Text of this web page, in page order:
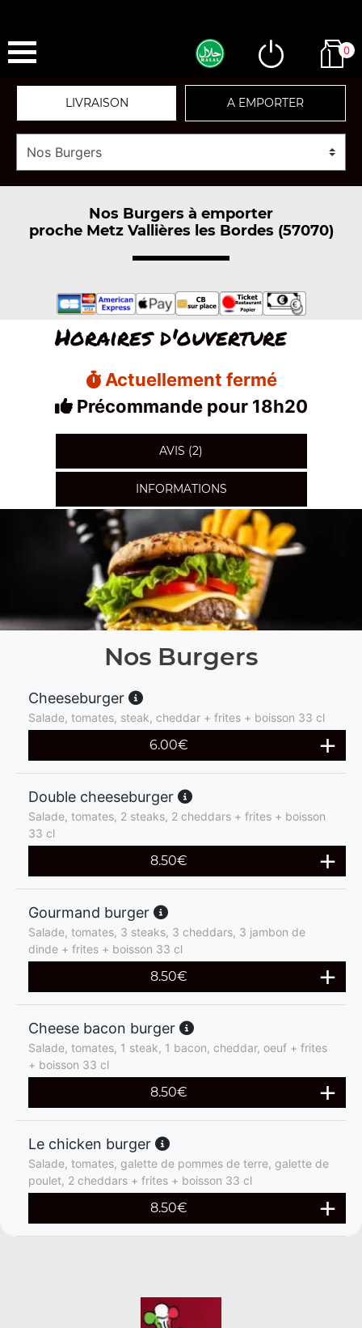
0
LIVRAISON A EMPORTER
Nos Burgers à emporter
proche Metz Vallières les Bordes (57070)
Horaires d'ouverture
Actuellement fermé
Précommande pour 18h20
AVIS (2)
INFORMATIONS
Nos Burgers
Cheeseburger
Salade, tomates, steak, cheddar + frites + boisson 33 cl
6.00€
Double cheeseburger
Salade, tomates, 2 steaks, 2 cheddars + frites + boisson
33 cl
8.50€
Gourmand burger
Salade, tomates, 3 steaks, 3 cheddars, 3 jambon de
dinde + frites + boisson 33 cl
8.50€
Cheese bacon burger
Salade, tomates, 1 steak, 1 bacon, cheddar, oeuf + frites
+ boisson 33 cl
8.50€
Le chicken burger
Salade, tomates, galette de pommes de terre, galette de
poulet, 2 cheddars + frites + boisson 33 cl
8.50€